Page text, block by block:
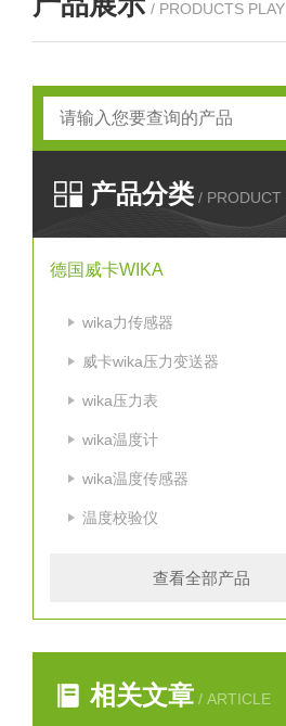
/ PRODUCTS PLAY
产品分类 / PRODUCT
德国威卡WIKA
wika力传感器
威卡wika压力变送器
wika压力表
wika温度计
wika温度传感器
温度校验仪
查看全部产品
相关文章 / ARTICLE